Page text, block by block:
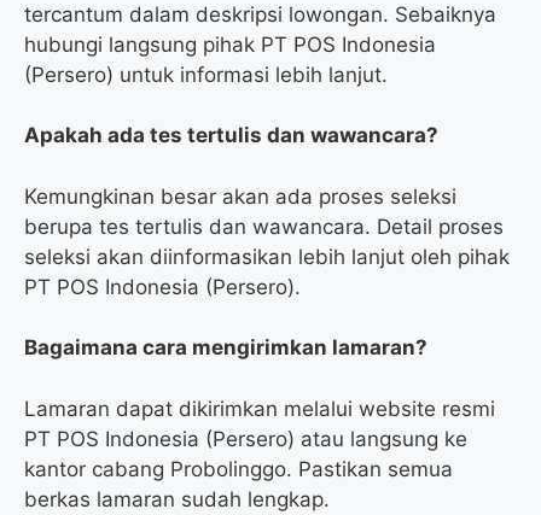
tercantum dalam deskripsi lowongan. Sebaiknya
hubungi langsung pihak PT POS Indonesia
(Persero) untuk informasi lebih lanjut.
Apakah ada tes tertulis dan wawancara?
Kemungkinan besar akan ada proses seleksi
berupa tes tertulis dan wawancara. Detail proses
seleksi akan diinformasikan lebih lanjut oleh pihak
PT POS Indonesia (Persero).
Bagaimana cara mengirimkan lamaran?
Lamaran dapat dikirimkan melalui website resmi
PT POS Indonesia (Persero) atau langsung ke
kantor cabang Probolinggo. Pastikan semua
berkas lamaran sudah lengkap.